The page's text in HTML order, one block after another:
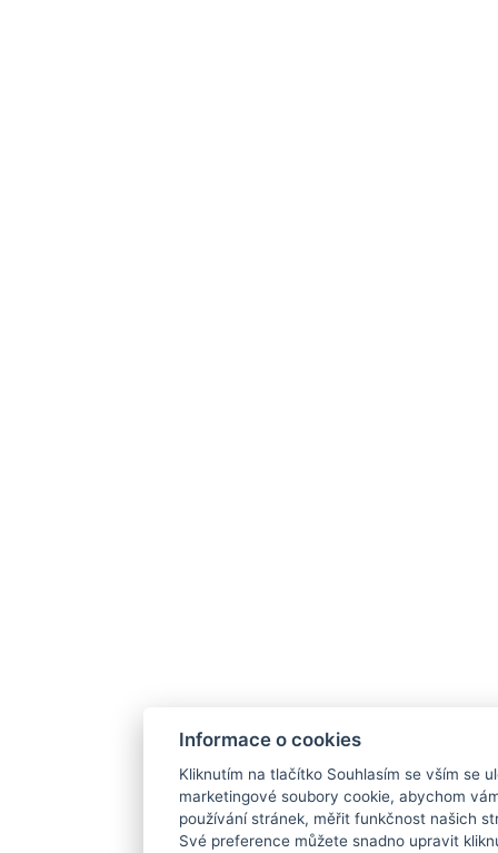
Informace o cookies
Kliknutím na tlačítko Souhlasím se vším se
marketingové soubory cookie, abychom
používání stránek, měřit funkčnost našich
Své preference můžete snadno upravit